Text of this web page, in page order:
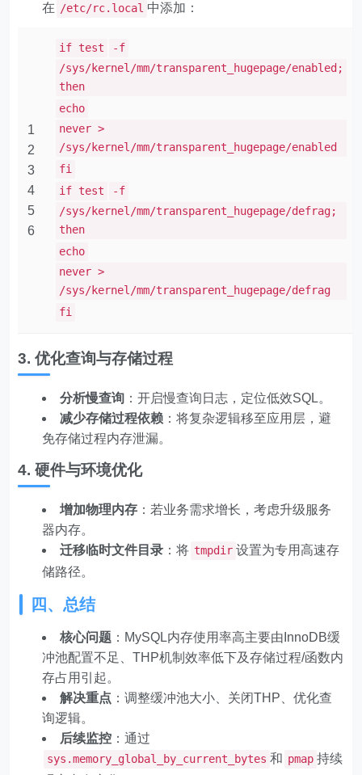
在 /etc/rc.local 中添加：
1
2
3
4
5
6
if test
-f
/sys/kernel/mm/transparent_hugepage/enabled;
then
echo
never >
/sys/kernel/mm/transparent_hugepage/enabled
fi
if test
-f
/sys/kernel/mm/transparent_hugepage/defrag;
then
echo
never >
/sys/kernel/mm/transparent_hugepage/defrag
fi
3. 优化查询与存储过程
分析慢查询 ：开启慢查询日志，定位低效SQL。
减少存储过程依赖 ：将复杂逻辑移至应用层，避
免存储过程内存泄漏。
4. 硬件与环境优化
增加物理内存 ：若业务需求增长，考虑升级服务
器内存。
迁移临时文件目录 ：将 tmpdir 设置为专用高速存
储路径。
四、总结
核心问题 ：MySQL内存使用率高主要由InnoDB缓
冲池配置不足、THP机制效率低下及存储过程/函数内
存占用引起。
解决重点 ：调整缓冲池大小、关闭THP、优化查
询逻辑。
后续监控 ：通过
sys.memory_global_by_current_bytes 和 pmap 持续